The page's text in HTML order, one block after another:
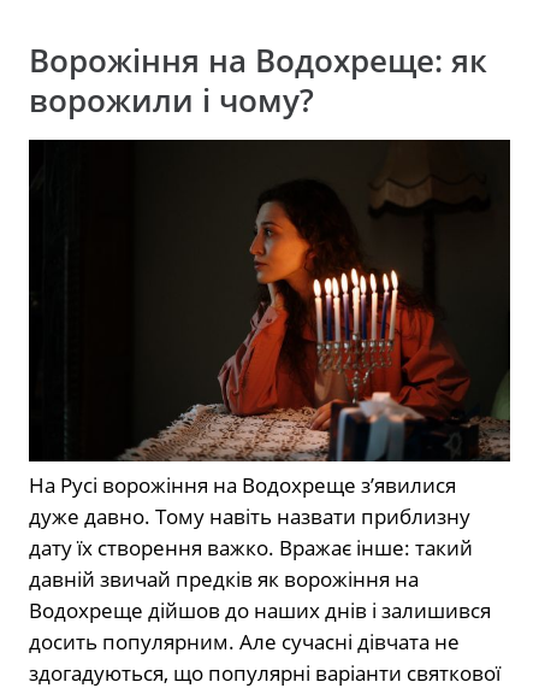
Ворожіння на Водохреще: як
ворожили і чому?
На Русі ворожіння на Водохреще з’явилися
дуже давно. Тому навіть назвати приблизну
дату їх створення важко. Вражає інше: такий
давній звичай предків як ворожіння на
Водохреще дійшов до наших днів і залишився
досить популярним. Але сучасні дівчата не
здогадуються, що популярні варіанти святкової